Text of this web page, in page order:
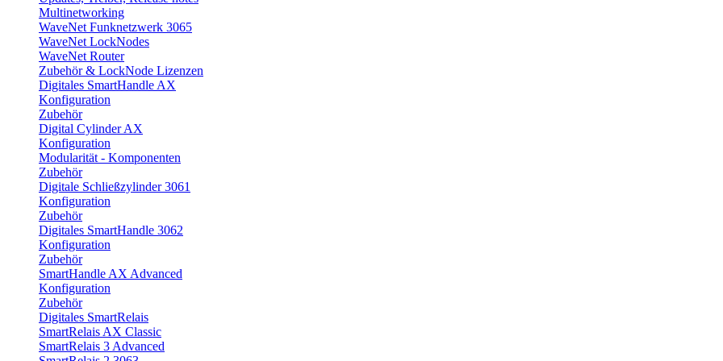
Multinetworking
WaveNet Funknetzwerk 3065
WaveNet LockNodes
WaveNet Router
Zubehör & LockNode Lizenzen
Digitales SmartHandle AX
Konfiguration
Zubehör
Digital Cylinder AX
Konfiguration
Modularität - Komponenten
Zubehör
Digitale Schließzylinder 3061
Konfiguration
Zubehör
Digitales SmartHandle 3062
Konfiguration
Zubehör
SmartHandle AX Advanced
Konfiguration
Zubehör
Digitales SmartRelais
SmartRelais AX Classic
SmartRelais 3 Advanced